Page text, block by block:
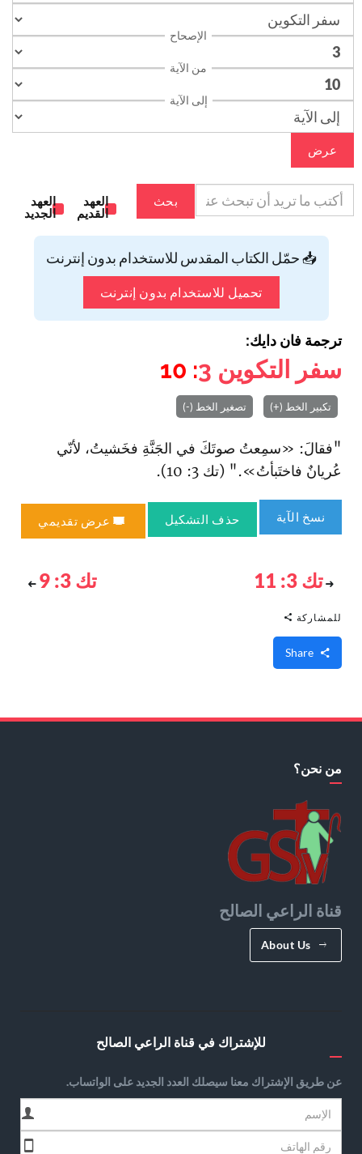
الإصحاح
من الآية
إلى الآية
عرض
بحث
العهد
القديم
العهد
الجديد
📥 حمّل الكتاب المقدس للاستخدام بدون إنترنت
تحميل للاستخدام بدون إنترنت
ترجمة فان دايك:
سفر التكوين 3
: 10
تكبير الخط (+) تصغير الخط (-)
"فقالَ: «سمِعتُ صوتَكَ في الجَنَّةِ فخَشيتُ، لأنّي
عُريانٌ فاختَبأتُ»." (تك 3: 10).
نسخ الآية حذف التشكيل عرض تقديمي
تك 3: 11 تك 3: 9
للمشاركة
من نحن؟
قناة الراعي الصالح
About Us
للإشتراك في قناة الراعي الصالح
عن طريق الإشتراك معنا سيصلك العدد الجديد على الواتساب.